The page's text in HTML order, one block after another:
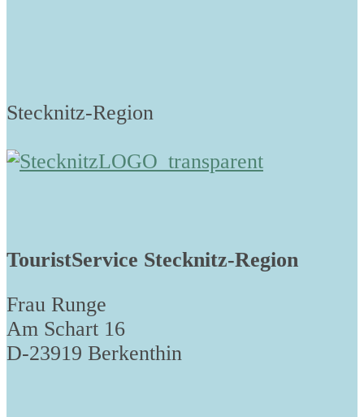
Stecknitz-Region
TouristService Stecknitz-Region
Frau Runge
Am Schart 16
D-23919 Berkenthin